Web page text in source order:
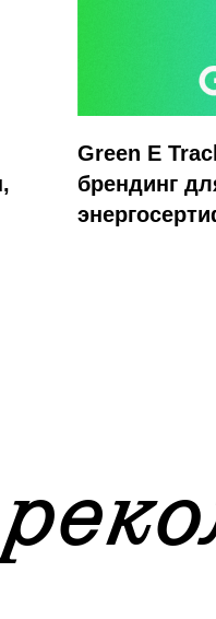
Green E
брендинг